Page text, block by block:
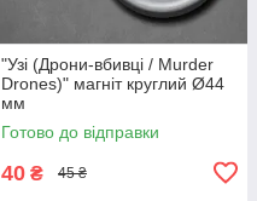
"Узі (Дрони-вбивці / Murder
Drones)" магніт круглий Ø44
мм
Готово до відправки
40 ₴ 45 ₴